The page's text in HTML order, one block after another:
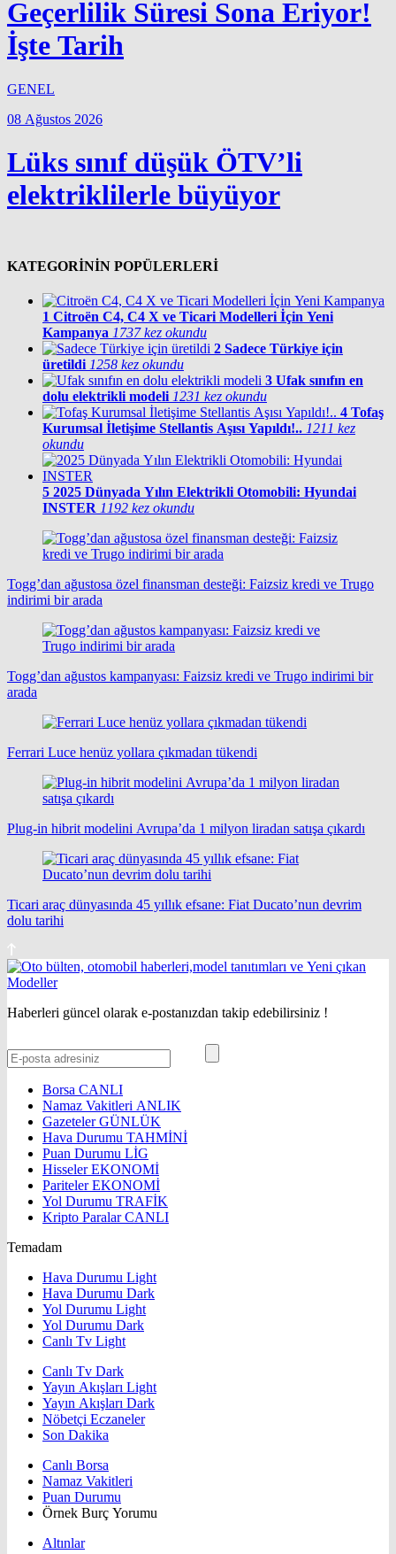
Geçerlilik Süresi Sona Eriyor!
İşte Tarih
GENEL
08 Ağustos 2026
Lüks sınıf düşük ÖTV’li
elektriklilerle büyüyor
KATEGORİNİN POPÜLERLERİ
1 Citroën C4, C4 X ve Ticari Modelleri İçin Yeni
Kampanya 1737 kez okundu
2 Sadece Türkiye için
üretildi 1258 kez okundu
3 Ufak sınıfın en
dolu elektrikli modeli 1231 kez okundu
4 Tofaş
Kurumsal İletişime Stellantis Aşısı Yapıldı!.. 1211 kez
okundu
5 2025 Dünyada Yılın Elektrikli Otomobili: Hyundai
INSTER 1192 kez okundu
Togg’dan ağustosa özel finansman desteği: Faizsiz kredi ve Trugo
indirimi bir arada
Togg’dan ağustos kampanyası: Faizsiz kredi ve Trugo indirimi bir
arada
Ferrari Luce henüz yollara çıkmadan tükendi
Plug-in hibrit modelini Avrupa’da 1 milyon liradan satışa çıkardı
Ticari araç dünyasında 45 yıllık efsane: Fiat Ducato’nun devrim
dolu tarihi
Haberleri güncel olarak e-postanızdan takip edebilirsiniz !
Borsa CANLI
Namaz Vakitleri ANLIK
GazetelerGÜNLÜK
Hava Durumu TAHMİNİ
Puan Durumu LİG
HisselerEKONOMİ
ParitelerEKONOMİ
Yol Durumu TRAFİK
Kripto ParalarCANLI
Temadam
Hava Durumu Light
Hava Durumu Dark
Yol Durumu Light
Yol Durumu Dark
Canlı Tv Light
Canlı Tv Dark
Yayın Akışları Light
Yayın Akışları Dark
Nöbetçi Eczaneler
Son Dakika
Canlı Borsa
Namaz Vakitleri
Puan Durumu
Örnek Burç Yorumu
Altınlar